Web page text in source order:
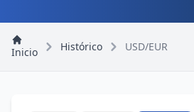
Inicio Histórico USD/EUR